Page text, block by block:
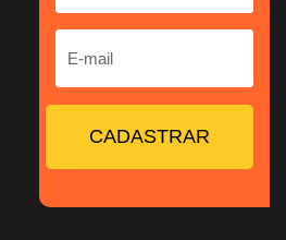
CADASTRAR